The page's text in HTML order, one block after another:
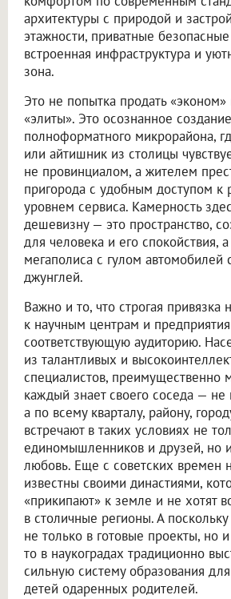
архитектуры с природой и
этажности, приватные
встроенная инфраструктура и
зона.
Это не попытка продать
«элиты». Это осознанное создание
полноформатного микрорайона,
или айтишник из столицы
не провинциалом, а жителем
пригорода с удобным доступом к
уровнем сервиса. Камерность
дешевизну — это пространство,
для человека и его спокойствия,
мегаполиса с гулом автомобилей
джунглей.
Важно и то, что строгая привязка
к научным центрам и
соответствующую аудиторию.
из талантливых и
специалистов, преимущественно
каждый знает своего соседа — не
а по всему кварталу, району,
встречают в таких условиях не
единомышленников и друзей, но
любовь. Еще с советских времен
известны своими династиями,
«прикипают» к земле и не хотят
в столичные регионы. А
не только в готовые проекты, но
то в наукоградах традиционно
сильную систему образования
детей одаренных родителей.